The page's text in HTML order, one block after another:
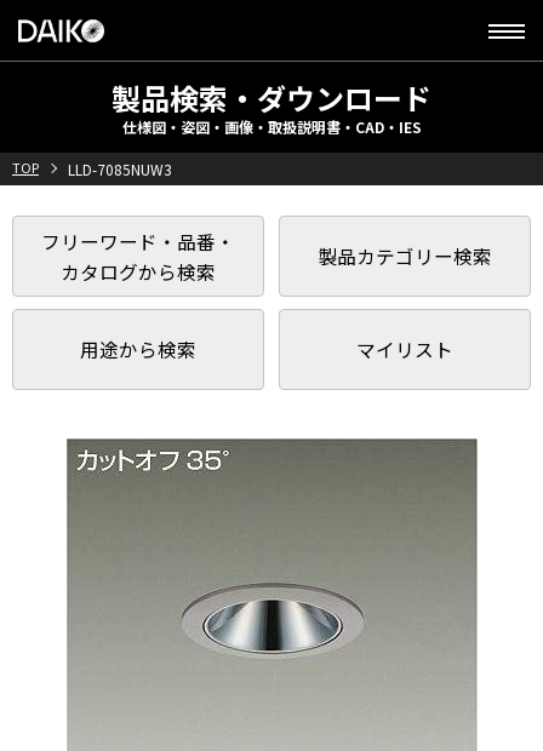
製品検索・ダウンロード
仕様図・姿図・画像・取扱説明書・CAD・IES
TOP LLD-7085NUW3
フリーワード・品番・
カタログから検索
製品カテゴリー検索
用途から検索 マイリスト